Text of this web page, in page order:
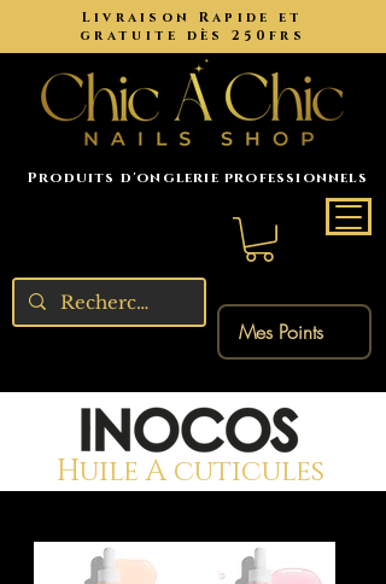
Livraison Rapide et
gratuite dès 250frs
Produits d'onglerie professionnels
Mes Points
Huile A cuticules